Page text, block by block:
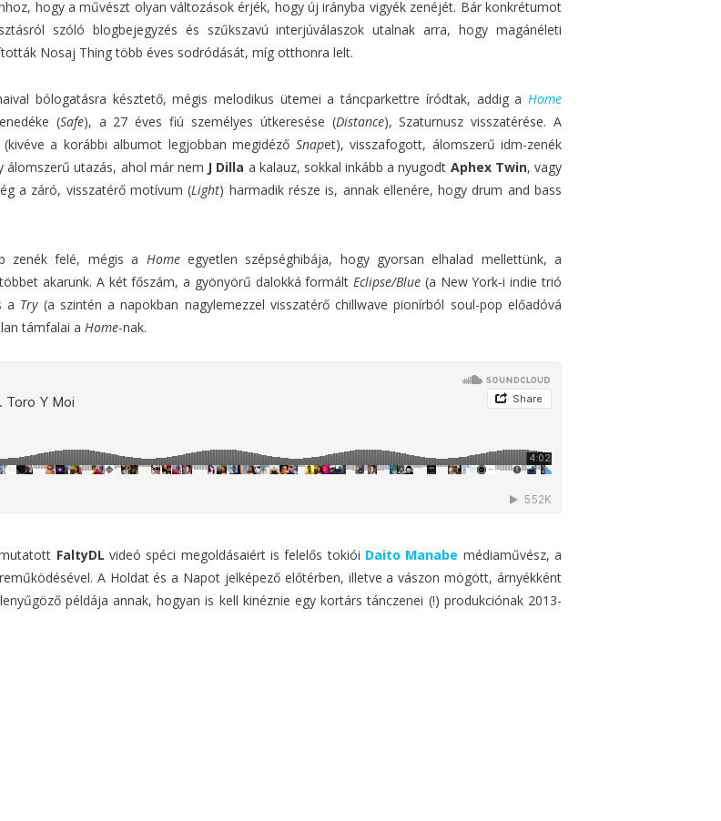
hogy a művészt olyan változások érjék, hogy új irányba vigyék zenéjét. Bár konkrétumot
szóló blogbejegyzés és szűkszavú interjúválaszok utalnak arra, hogy magánéleti
Nosaj Thing több éves sodródását, míg otthonra lelt.
bólogatásra késztető, mégis melodikus ütemei a táncparkettre íródtak, addig a Home
(Safe), a 27 éves fiú személyes útkeresése (Distance), Szaturnusz visszatérése. A
a korábbi albumot legjobban megidéző Snapet), visszafogott, álomszerű idm-zenék
álomszerű utazás, ahol már nem J Dilla a kalauz, sokkal inkább a nyugodt Aphex Twin, vagy
a záró, visszatérő motívum (Light) harmadik része is, annak ellenére, hogy drum and bass
zenék felé, mégis a Homeegyetlen szépséghibája, hogy gyorsan elhalad mellettünk, a
akarunk. A két főszám, a gyönyörű dalokká formáltEclipse/Blue (a New York-i indie trió
a Try(a szintén a napokban nagylemezzel visszatérő chillwave pionírból soul-pop előadóvá
támfalai aHome-nak.
FaltyDL videó spéci megoldásaiért is felelős tokiói Daito Manabe médiaművész, a
A Holdat és a Napot jelképező előtérben, illetve a vászon mögött, árnyékként
példája annak, hogyan is kell kinéznie egy kortárs tánczenei (!) produkciónak 2013-